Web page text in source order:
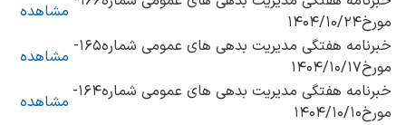
مورخ۱۴۰۴/۱۰/۲۴
مشاهده
خبرنامه هفتگی مدیریت بدهی های عمومی شماره۱۶۵-
مورخ۱۴۰۴/۱۰/۱۷
مشاهده
خبرنامه هفتگی مدیریت بدهی های عمومی شماره۱۶۴-
مورخ۱۴۰۴/۱۰/۱۰
مشاهده